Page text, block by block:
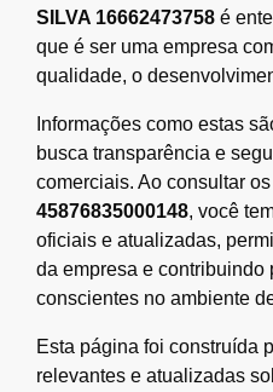
SILVA 16662473758 é
que é ser uma empresa
qualidade, o
Informações como estas
busca transparência e
comerciais. Ao consultar
45876835000148, você
oficiais e atualizadas,
da empresa e contribuindo
conscientes no ambiente
Esta página foi construída
relevantes e atualizadas